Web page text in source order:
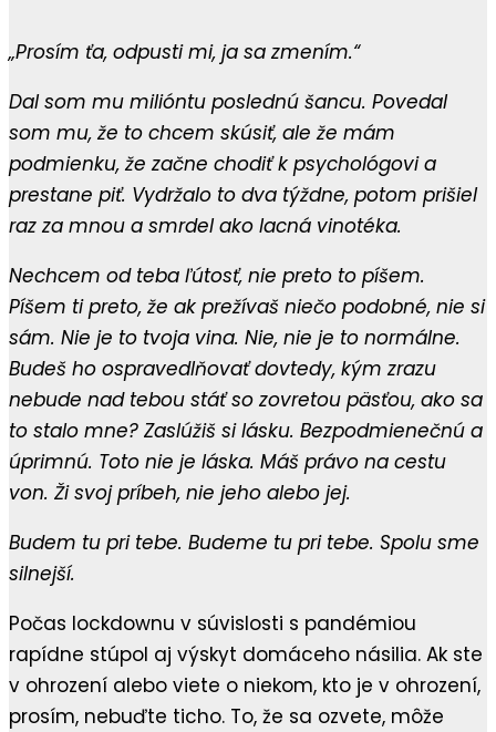
„Prosím ťa, odpusti mi, ja sa zmením.“
Dal som mu milióntu poslednú šancu. Povedal
som mu, že to chcem skúsiť, ale že mám
podmienku, že začne chodiť k psychológovi a
prestane piť. Vydržalo to dva týždne, potom prišiel
raz za mnou a smrdel ako lacná vinotéka.
Nechcem od teba ľútosť, nie preto to píšem.
Píšem ti preto, že ak prežívaš niečo podobné, nie si
sám. Nie je to tvoja vina. Nie, nie je to normálne.
Budeš ho ospravedlňovať dovtedy, kým zrazu
nebude nad tebou stáť so zovretou päsťou, ako sa
to stalo mne? Zaslúžiš si lásku. Bezpodmienečnú a
úprimnú. Toto nie je láska. Máš právo na cestu
von. Ži svoj príbeh, nie jeho alebo jej.
Budem tu pri tebe. Budeme tu pri tebe. Spolu sme
silnejší.
Počas lockdownu v súvislosti s pandémiou
rapídne stúpol aj výskyt domáceho násilia. Ak ste
v ohrození alebo viete o niekom, kto je v ohrození,
prosím, nebuďte ticho. To, že sa ozvete, môže